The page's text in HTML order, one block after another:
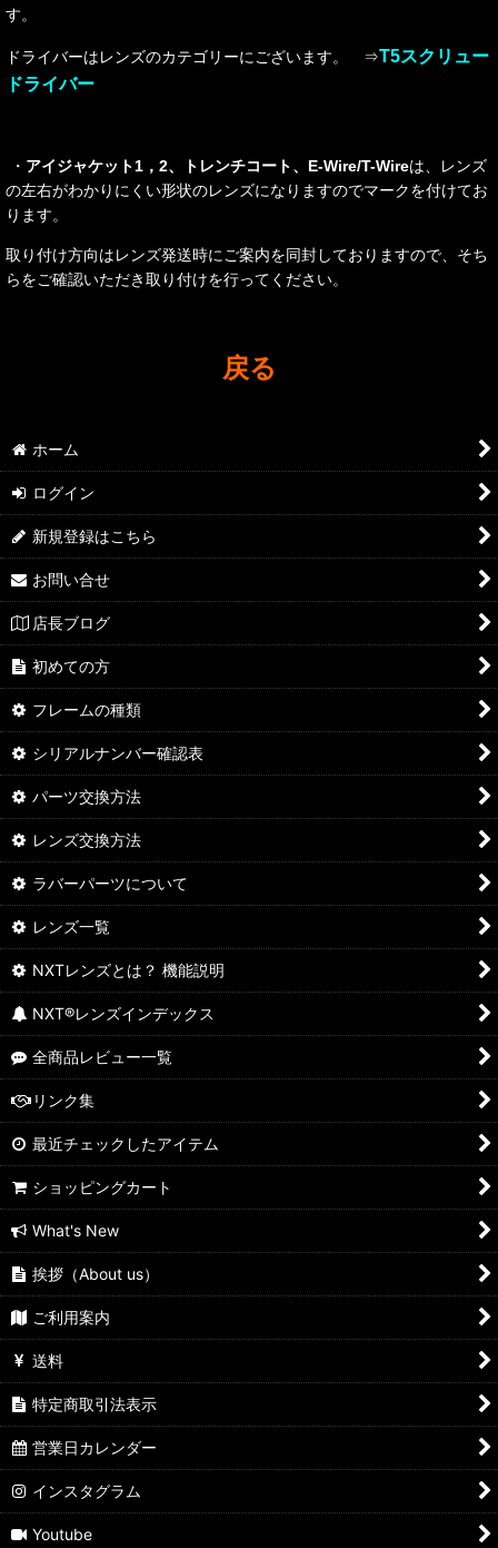
す。
ドライバーはレンズのカテゴリーにございます。 ⇒T5スクリュー
ドライバー
・ アイジャケット1，2、トレンチコート、E-Wire/T-Wireは、レンズ
の左右がわかりにくい形状のレンズになりますのでマークを付けてお
ります。
取り付け方向はレンズ発送時にご案内を同封しておりますので、そち
らをご確認いただき取り付けを行ってください。
戻る
ホーム
ログイン
新規登録はこちら
お問い合せ
店長ブログ
初めての方
フレームの種類
シリアルナンバー確認表
パーツ交換方法
レンズ交換方法
ラバーパーツについて
レンズ一覧
NXTレンズとは？ 機能説明
NXT®レンズインデックス
全商品レビュー一覧
リンク集
最近チェックしたアイテム
ショッピングカート
What's New
挨拶（About us）
ご利用案内
送料
特定商取引法表示
営業日カレンダー
インスタグラム
Youtube